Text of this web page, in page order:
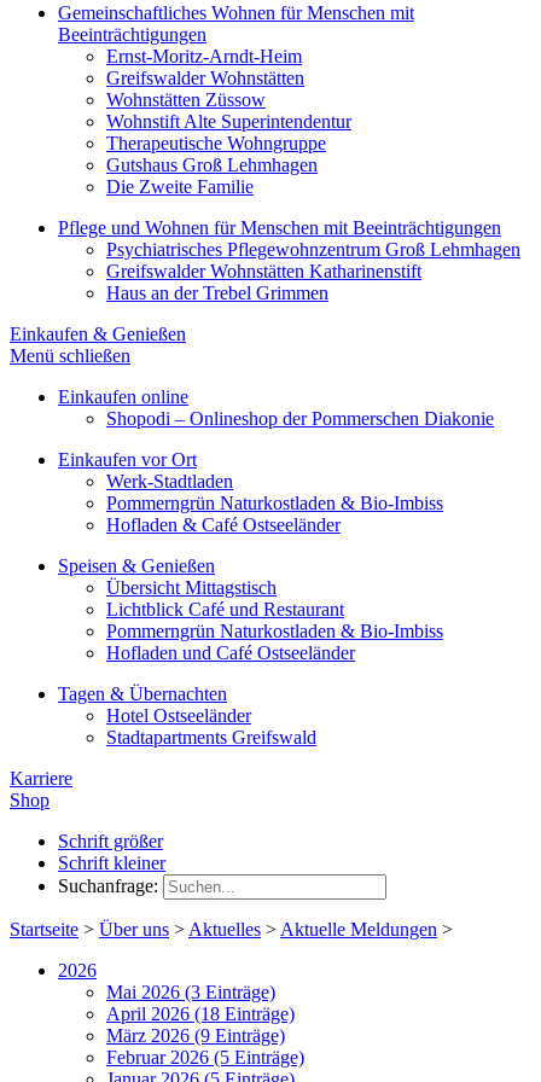
Gemeinschaftliches Wohnen für Menschen mit
Beeinträchtigungen
Ernst-Moritz-Arndt-Heim
Greifswalder Wohnstätten
Wohnstätten Züssow
Wohnstift Alte Superintendentur
Therapeutische Wohngruppe
Gutshaus Groß Lehmhagen
Die Zweite Familie
Pflege und Wohnen für Menschen mit Beeinträchtigungen
Psychiatrisches Pflegewohnzentrum Groß Lehmhagen
Greifswalder Wohnstätten Katharinenstift
Haus an der Trebel Grimmen
Einkaufen & Genießen
Menü schließen
Einkaufen online
Shopodi – Onlineshop der Pommerschen Diakonie
Einkaufen vor Ort
Werk-Stadtladen
Pommerngrün Naturkostladen & Bio-Imbiss
Hofladen & Café Ostseeländer
Speisen & Genießen
Übersicht Mittagstisch
Lichtblick Café und Restaurant
Pommerngrün Naturkostladen & Bio-Imbiss
Hofladen und Café Ostseeländer
Tagen & Übernachten
Hotel Ostseeländer
Stadtapartments Greifswald
Karriere
Shop
Schrift größer
Schrift kleiner
Suchanfrage:
Startseite > Über uns > Aktuelles > Aktuelle Meldungen >
2026
Mai 2026 (3 Einträge)
April 2026 (18 Einträge)
März 2026 (9 Einträge)
Februar 2026 (5 Einträge)